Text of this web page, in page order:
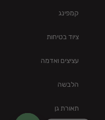
קמפינג
ציוד בטיחות
עציצים ואדמה
הלבשה
תאורת גן